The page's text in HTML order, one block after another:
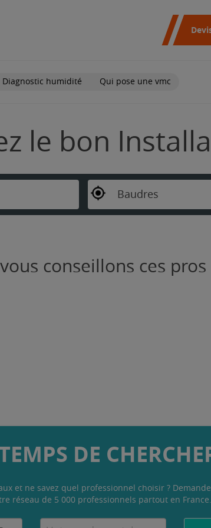
Diagnostic humidité Qui pose une vmc
le bon
Baudres
conseillons ces pros
DE
et ne savez quel professionnel choisir ?
réseau de 5 000 professionnels partout en France.